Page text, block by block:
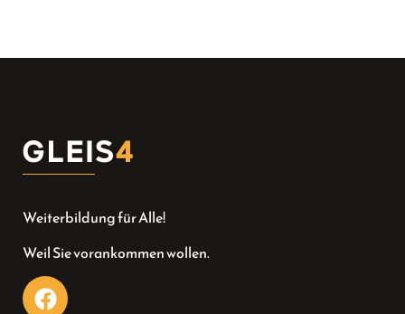
Weiterbildung für Alle!
Weil Sie vorankommen wollen.